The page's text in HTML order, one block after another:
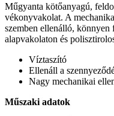
Műgyanta kötőanyagú,
vékonyvakolat. A
szemben ellenálló,
alapvakolaton és
Víztaszító
Ellenáll a
Nagy mechanikai
Műszaki adatok